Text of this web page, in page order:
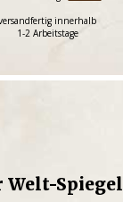
innerhalb
1-2 Arbeitstage
Welt-Spiegel